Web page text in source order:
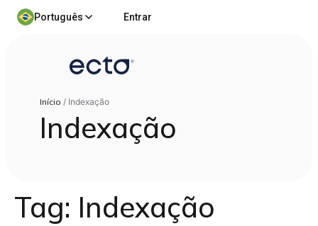
Português Entrar
Início / Indexação
Indexação
Tag: Indexação